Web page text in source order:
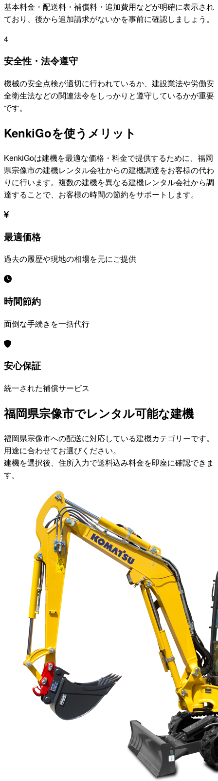
基本料金・配送料・補償料・追加費用などが明確に表示され
ており、後から追加請求がないかを事前に確認しましょう。
4
安全性・法令遵守
機械の安全点検が適切に行われているか、建設業法や労働安
全衛生法などの関連法令をしっかりと遵守しているかが重要
です。
KenkiGoを使うメリット
KenkiGoは建機を最適な価格・料金で提供するために、 福岡
県宗像市の建機レンタル会社からの建機調達をお客様の代わ
りに行います。複数の建機を異なる建機レンタル会社から調
達することで、お客様の時間の節約をサポートします。
最適価格
過去の履歴や現地の相場を元にご提供
時間節約
面倒な手続きを一括代行
安心保証
統一された補償サービス
福岡県宗像市でレンタル可能な建機
福岡県宗像市への配送に対応している建機カテゴリーです。
用途に合わせてお選びください。
建機を選択後、住所入力で送料込み料金を即座に確認できま
す。